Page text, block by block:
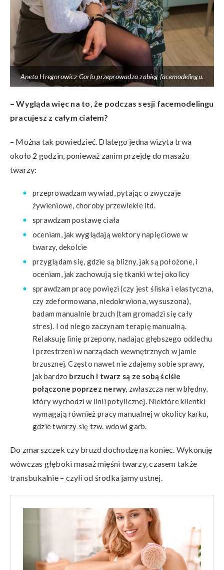
Aneta Hregorowicz-Gorlo przeprowadza zabieg facemodelingu.
– Wygląda więc na to, że podczas sesji facemodelingu
pracujesz z całym ciałem?
– Można tak powiedzieć. Dlatego jedna wizyta trwa
około 2 godzin, ponieważ zanim przejdę do masażu
twarzy:
przeprowadzam wywiad, pytając o zwyczaje
żywieniowe, choroby przewlekłe itd.
sprawdzam postawę ciała
oceniam, jak wyglądają wektory napięciowe w
twarzy, dekolcie
przyglądam się, gdzie są blizny, jak są położone, i
oceniam, jak zachowują się tkanki w tej okolicy
sprawdzam pracę powięzi (czy jest śliska i elastyczna,
czy zdeformowana, niedokrwiona, wysuszona),
badam manualnie brzuch (tam gromadzi się cały
stres). I od niego zaczynam terapię manualną.
Relaksuję linię przepony, nadając głębszego oddechu
i przestrzeni w narządach wewnętrznych w jamie
brzusznej. Często nawet nie zdajemy sobie sprawy,
jak bardzo brzuch i twarz są ze sobą ściśle
połączone poprzez nerwy, zwłaszcza nerw błędny,
który wychodzi w linii potylicznej. Niektóre klientki
wymagają również pracy manualnej w okolicy karku,
gdzie tworzy się tzw. wdowi garb.
Do zmarszczek czy bruzd dochodzę na koniec. Wykonuję
wówczas głęboki masaż mięśni twarzy, czasem także
transbukalnie – czyli od środka jamy ustnej.